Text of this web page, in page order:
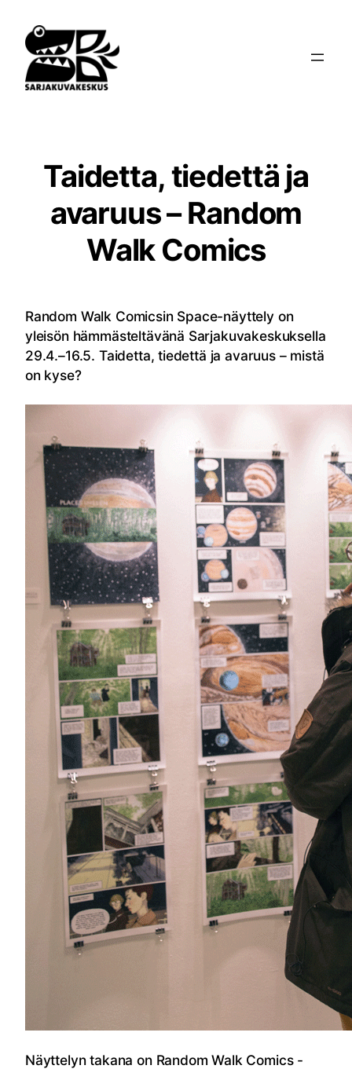
sisältöön
Taidetta, tiedettä ja
avaruus – Random
Walk Comics
Random Walk Comicsin Space-näyttely on
yleisön hämmästeltävänä Sarjakuvakeskuksella
29.4.–16.5. Taidetta, tiedettä ja avaruus – mistä
on kyse?
Näyttelyn takana on Random Walk Comics -